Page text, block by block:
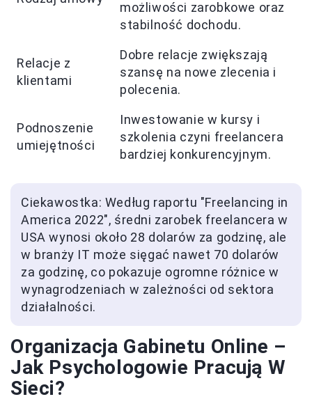
możliwości zarobkowe oraz
stabilność dochodu.
Relacje z
klientami
Dobre relacje zwiększają
szansę na nowe zlecenia i
polecenia.
Podnoszenie
umiejętności
Inwestowanie w kursy i
szkolenia czyni freelancera
bardziej konkurencyjnym.
Ciekawostka: Według raportu "Freelancing in
America 2022", średni zarobek freelancera w
USA wynosi około 28 dolarów za godzinę, ale
w branży IT może sięgać nawet 70 dolarów
za godzinę, co pokazuje ogromne różnice w
wynagrodzeniach w zależności od sektora
działalności.
Organizacja Gabinetu Online –
Jak Psychologowie Pracują W
Sieci?